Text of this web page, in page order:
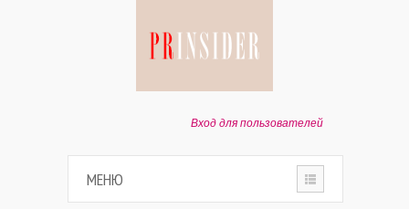
Вход для пользователей
МЕНЮ